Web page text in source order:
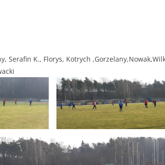
Serafin K., Florys, Kotrych